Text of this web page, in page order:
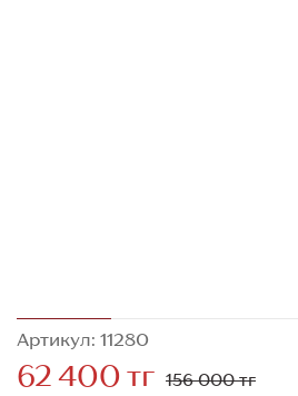
Артикул: 11280
62 400 тг 156 000 тг